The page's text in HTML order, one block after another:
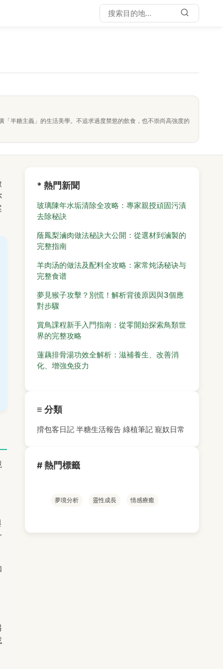
半糖主義」的生活美學。不追求過度禁慾的飲食，也不崇尚高強度的
* 熱門新聞
玻璃陳年水垢清除全攻略：專家親授頑固污漬
去除秘訣
蔭鳳梨滷肉做法秘訣大公開：從選材到滷製的
完整指南
羊肉汤的做法及配料全攻略：家常炖汤秘诀与
完整食谱
夢見猴子攻擊？別慌！解析背後原因與3個應
對步驟
賞鳥課程新手入門指南：從零開始探索鳥類世
界的完整攻略
蓮藕排骨湯功效全解析：滋補養生、改善消
化、增強免疫力
≡ 分類
揹包客日記 半糖生活報告 綠植筆記 寵奴日常
# 熱門標籤
夢境分析 靈性成長 情感療癒